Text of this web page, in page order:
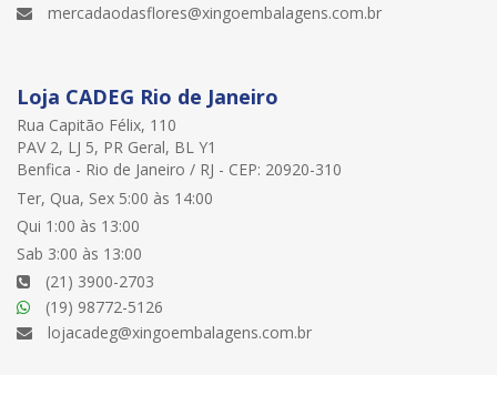
mercadaodasflores@xingoembalagens.com.br
Loja CADEG Rio de Janeiro
Rua Capitão Félix, 110
PAV 2, LJ 5, PR Geral, BL Y1
Benfica - Rio de Janeiro / RJ - CEP: 20920-310
Ter, Qua, Sex 5:00 às 14:00
Qui 1:00 às 13:00
Sab 3:00 às 13:00
(21) 3900-2703
(19) 98772-5126
lojacadeg@xingoembalagens.com.br